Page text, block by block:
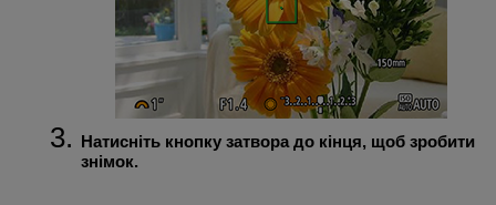
Натисніть кнопку затвора до кінця, щоб зробити
знімок.